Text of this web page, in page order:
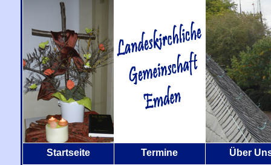
Startseite Termine Über